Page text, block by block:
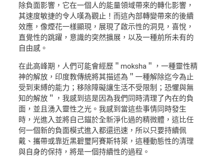
除負面影響，它在一個人的能量領域帶來的轉化影響，
其速度敏捷的令人嘆為觀止！而這內部轉變帶來的後續
效應，像煙花一樣顯現，展現了啟示性的洞見，喜悅，
直覺性的跳躍，意識的突然擴展，以及一種前所未有的
自由感。
在此高峰期，人們可能會經歷＂moksha＂，一種靈性精
神的解放，印度教傳統將其描述為＂一種解除迄今為止
受到束縛的能力；移除障礙讓生活不受限制；恐懼與無
知的解放＂，我感到這是因為我們同時清理了內在的負
面，並且湧入靈性之光。我感到當這些事情同時發生
時，光進入並將自己錨於全新淨化過的精微體，這比任
何一個新的負面模式進入都還迅速，所以只要持續佩
戴、攜帶或靠近黑碧璽阿賽斯特萊，這種動態性的清理
與自身的保持，將是一個持續性的過程。